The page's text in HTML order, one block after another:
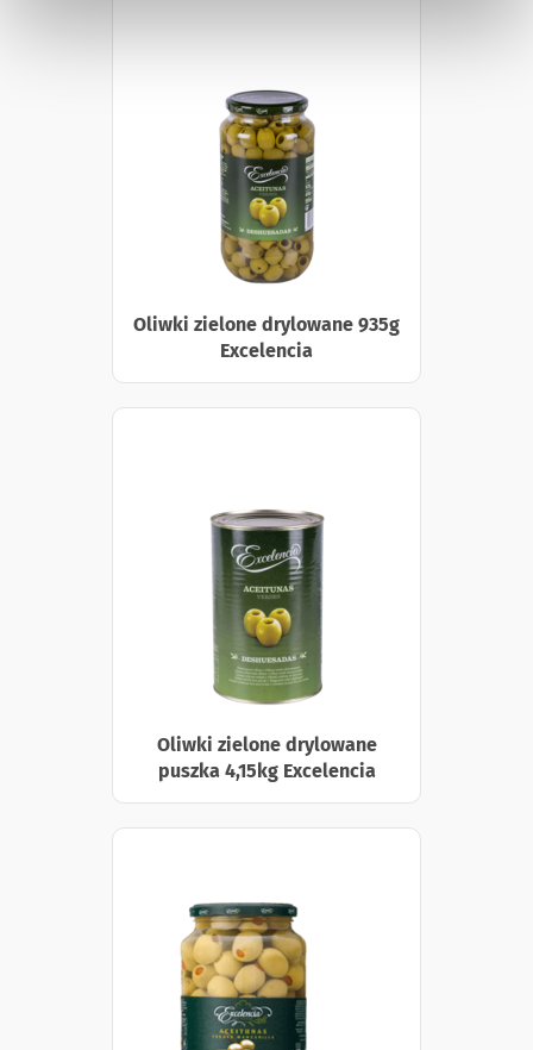
Oliwki zielone drylowane 935g
Excelencia
Oliwki zielone drylowane
puszka 4,15kg Excelencia